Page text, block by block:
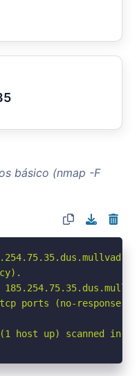
básico (nmap -F
ports (no-response)
host up) scanned in